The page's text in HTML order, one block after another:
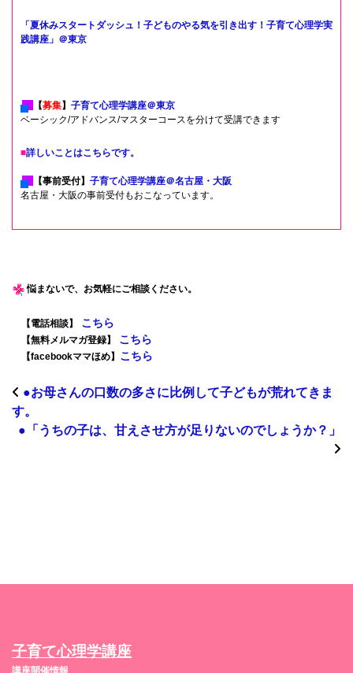
「夏休みスタートダッシュ！子どものやる気を引き出す！子育て心理学実
践講座」＠東京
【募集】 子育て心理学講座＠東京
ベーシック/アドバンス/マスターコースを分けて受講できます
■詳しいことはこちらです。
【事前受付】 子育て心理学講座＠名古屋・大阪
名古屋・大阪の事前受付もおこなっています。
悩まないで、お気軽にご相談ください。
【電話相談】 こちら
【無料メルマガ登録】 こちら
【facebookママほめ】 こちら
●お母さんの口数の多さに比例して子どもが荒れてきま
す。
●「うちの子は、甘えさせ方が足りないのでしょうか？」
子育て心理学講座
講座開催情報